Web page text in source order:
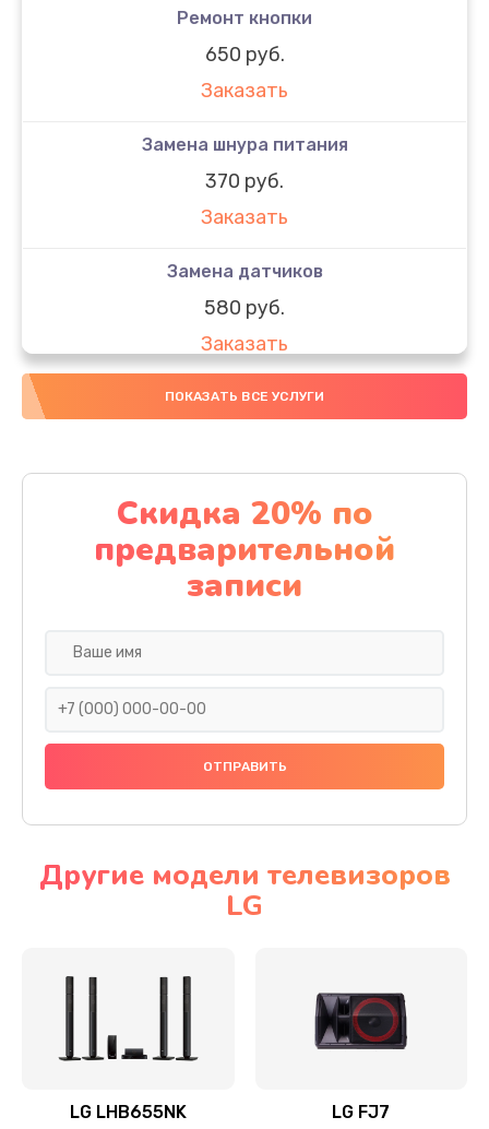
Ремонт кнопки
650 руб.
Заказать
Замена шнура питания
370 руб.
Заказать
Замена датчиков
580 руб.
Заказать
Комплексная чистка
Заказать
Замена дисплея (экрана)
2000 руб.
Заказать
Ремонт платы электроники
Прошивка
Ремонт механики привода
Ремонт / замена кнопок, клавиш, индикаторов,
ПОКАЗАТЬ ВСЕ УСЛУГИ
Скидка 20% по
предварительной
записи
Другие модели телевизоров
LG
LG LHB655NK LG FJ7